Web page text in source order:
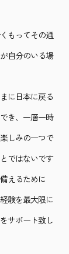
もってその通
自分のいる場
に日本に戻る
き、一層一時
しみの一つで
ではないです
えるために
験を最大限に
サポート致し